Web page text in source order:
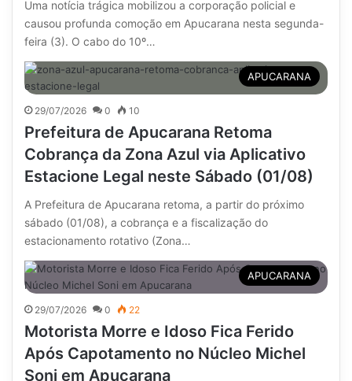
Uma notícia trágica mobilizou a corporação policial e
causou profunda comoção em Apucarana nesta segunda-
feira (3). O cabo do 10º…
APUCARANA
29/07/2026 0 10
Prefeitura de Apucarana Retoma
Cobrança da Zona Azul via Aplicativo
Estacione Legal neste Sábado (01/08)
A Prefeitura de Apucarana retoma, a partir do próximo
sábado (01/08), a cobrança e a fiscalização do
estacionamento rotativo (Zona…
APUCARANA
29/07/2026 0 22
Motorista Morre e Idoso Fica Ferido
Após Capotamento no Núcleo Michel
Soni em Apucarana